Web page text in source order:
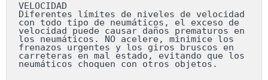
VELOCIDAD
Diferentes límites de niveles de velocidad
con todo tipo de neumáticos, el exceso de
velocidad puede causar daños prematuros en
los neumáticos. NO acelere, minimice los
frenazos urgentes y los giros bruscos en
carreteras en mal estado, evitando que los
neumáticos choquen con otros objetos.